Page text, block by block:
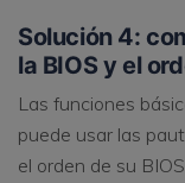
Solución 4:
la BIOS y el
Las funciones
puede usar las
el orden de su